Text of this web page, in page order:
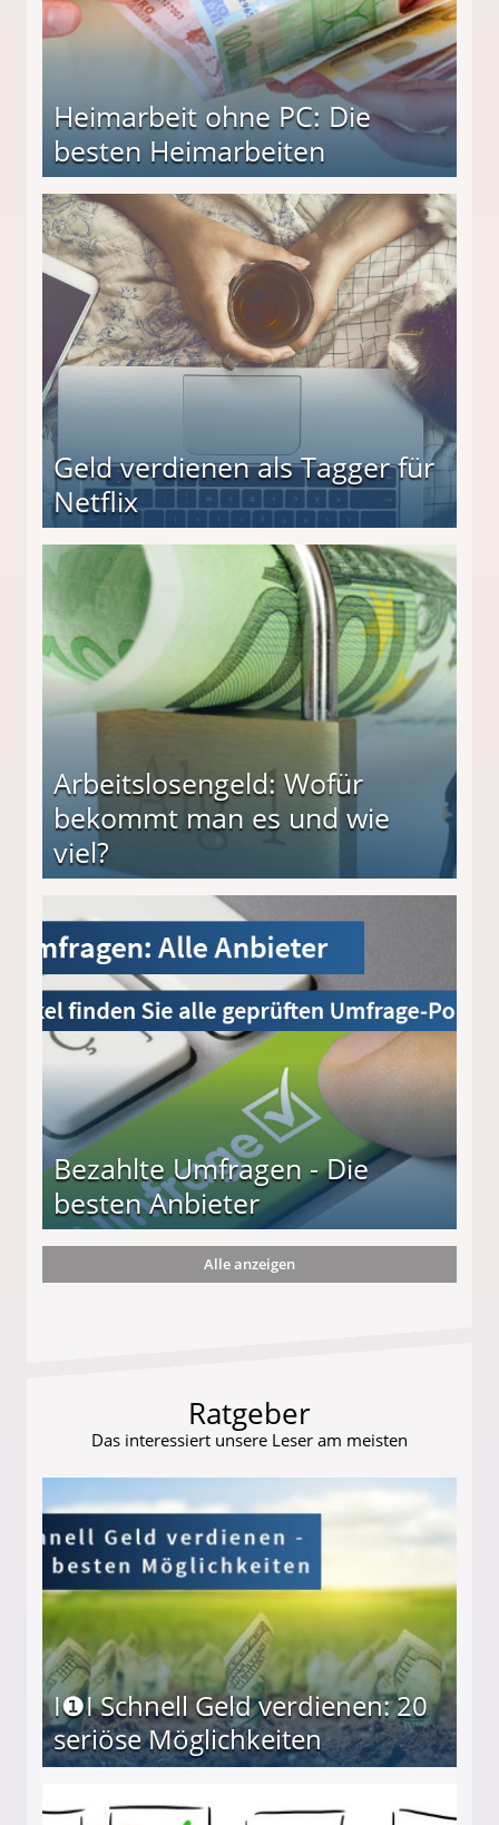
Heimarbeit ohne PC: Die
besten Heimarbeiten
Geld verdienen als Tagger für
Netflix
Arbeitslosengeld: Wofür
bekommt man es und wie
viel?
und wie viel?
Bezahlte Umfragen - Die
besten Anbieter
Alle anzeigen
Ratgeber
Das interessiert unsere Leser am meisten
I❶I Schnell Geld verdienen: 20
seriöse Möglichkeiten